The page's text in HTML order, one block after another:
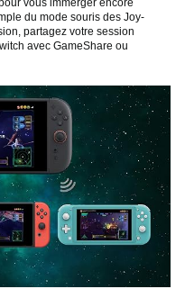
vous immerger encore
du mode souris des Joy-
partagez votre session
avec GameShare ou